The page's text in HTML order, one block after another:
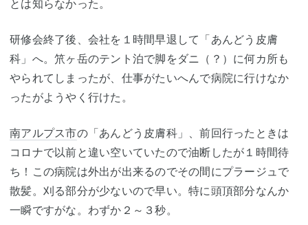
とは知らなかった。
研修会終了後、会社を１時間早退して「あんどう皮膚
科」へ。笊ヶ岳のテント泊で脚をダニ（？）に何カ所も
やられてしまったが、仕事がたいへんで病院に行けなか
ったがようやく行けた。
南アルプス市の「あんどう皮膚科」、前回行ったときは
コロナで以前と違い空いていたので油断したが１時間待
ち！この病院は外出が出来るのでその間にプラージュで
散髪。刈る部分が少ないので早い。特に頭頂部分なんか
一瞬ですがな。わずか２～３秒。